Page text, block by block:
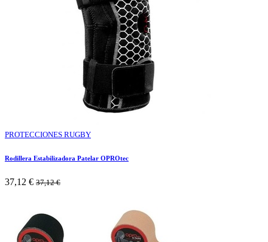
PROTECCIONES RUGBY
Rodillera Estabilizadora Patelar OPROtec
37,12 € 37,12€